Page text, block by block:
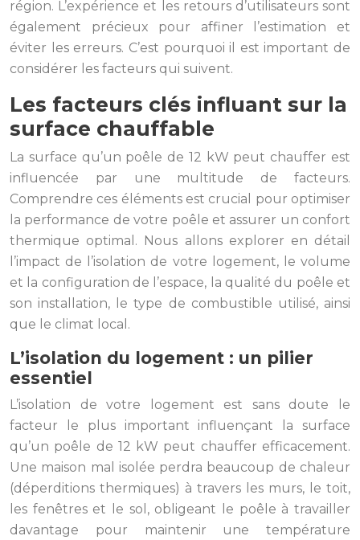
région. L’expérience et les retours d’utilisateurs sont
également précieux pour affiner l’estimation et
éviter les erreurs. C’est pourquoi il est important de
considérer les facteurs qui suivent.
Les facteurs clés influant sur la
surface chauffable
La surface qu’un poêle de 12 kW peut chauffer est
influencée par une multitude de facteurs.
Comprendre ces éléments est crucial pour optimiser
la performance de votre poêle et assurer un confort
thermique optimal. Nous allons explorer en détail
l’impact de l’isolation de votre logement, le volume
et la configuration de l’espace, la qualité du poêle et
son installation, le type de combustible utilisé, ainsi
que le climat local.
L’isolation du logement : un pilier
essentiel
L’isolation de votre logement est sans doute le
facteur le plus important influençant la surface
qu’un poêle de 12 kW peut chauffer efficacement.
Une maison mal isolée perdra beaucoup de chaleur
(déperditions thermiques) à travers les murs, le toit,
les fenêtres et le sol, obligeant le poêle à travailler
davantage pour maintenir une température